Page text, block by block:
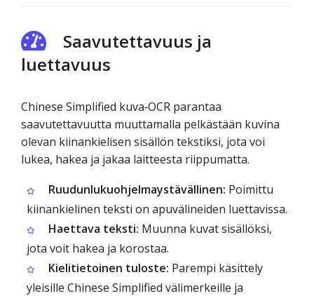
Saavutettavuus ja
luettavuus
Chinese Simplified kuva‑OCR parantaa
saavutettavuutta muuttamalla pelkästään kuvina
olevan kiinankielisen sisällön tekstiksi, jota voi
lukea, hakea ja jakaa laitteesta riippumatta.
Ruudunlukuohjelmaystävällinen: Poimittu
kiinankielinen teksti on apuvälineiden luettavissa.
Haettava teksti: Muunna kuvat sisällöksi,
jota voit hakea ja korostaa.
Kielitietoinen tuloste: Parempi käsittely
yleisille Chinese Simplified välimerkeille ja